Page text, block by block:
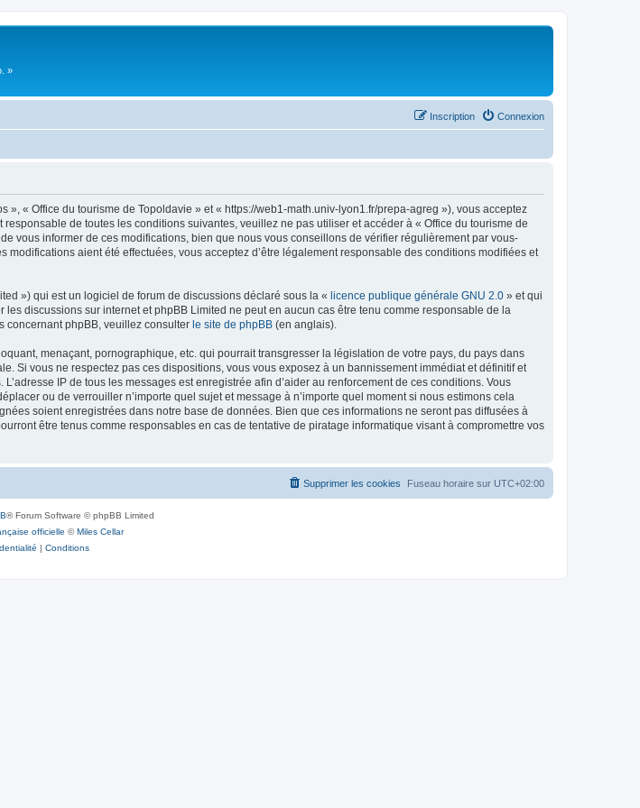
»
Connexion
Inscription
« Office du tourisme de Topoldavie » et « https://web1-math.univ-lyon1.fr/prepa-agreg »), vous acceptez
de toutes les conditions suivantes, veuillez ne pas utiliser et accéder à « Office du tourisme de
vous informer de ces modifications, bien que nous vous conseillons de vérifier régulièrement par vous-
aient été effectuées, vous acceptez d’être légalement responsable des conditions modifiées et
») qui est un logiciel de forum de discussions déclaré sous la « licence publique générale GNU 2.0 » et qui
discussions sur internet et phpBB Limited ne peut en aucun cas être tenu comme responsable de la
concernant phpBB, veuillez consulter le site de phpBB (en anglais).
menaçant, pornographique, etc. qui pourrait transgresser la législation de votre pays, du pays dans
Si vous ne respectez pas ces dispositions, vous vous exposez à un bannissement immédiat et définitif et
IP de tous les messages est enregistrée afin d’aider au renforcement de ces conditions. Vous
ou de verrouiller n’importe quel sujet et message à n’importe quel moment si nous estimons cela
soient enregistrées dans notre base de données. Bien que ces informations ne seront pas diffusées à
être tenus comme responsables en cas de tentative de piratage informatique visant à compromettre vos
Fuseau horaire sur UTC+02:00
Supprimer les cookies
® Forum Software © phpBB Limited
officielle ©Miles Cellar
| Conditions